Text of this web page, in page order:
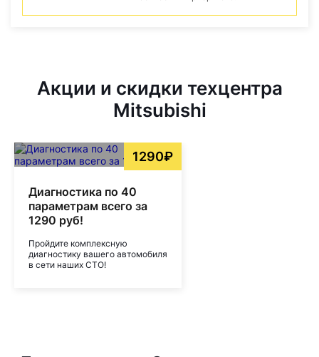
Акции и скидки техцентра
Mitsubishi
1290₽
Диагностика по 40
параметрам всего за
1290 руб!
Пройдите комплексную
диагностику вашего автомобиля
в сети наших СТО!